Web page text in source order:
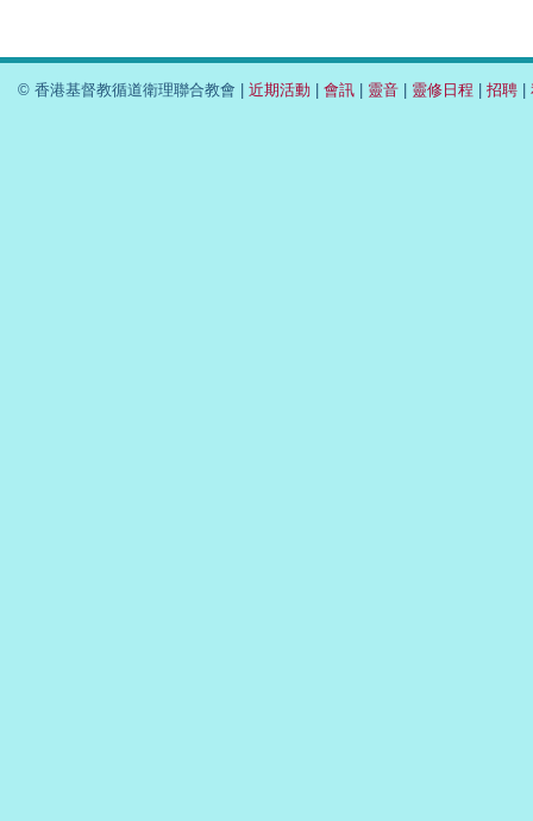
© 香港基督教循道衛理聯合教會 | 近期活動 會訊 靈音 靈修日程 招聘